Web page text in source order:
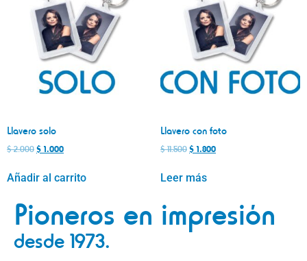
Llavero solo
$2.000$ 1.000
Añadir al carrito
Llavero con foto
$11.500$ 1.800
Leer más
Pioneros en impresión
desde 1973.